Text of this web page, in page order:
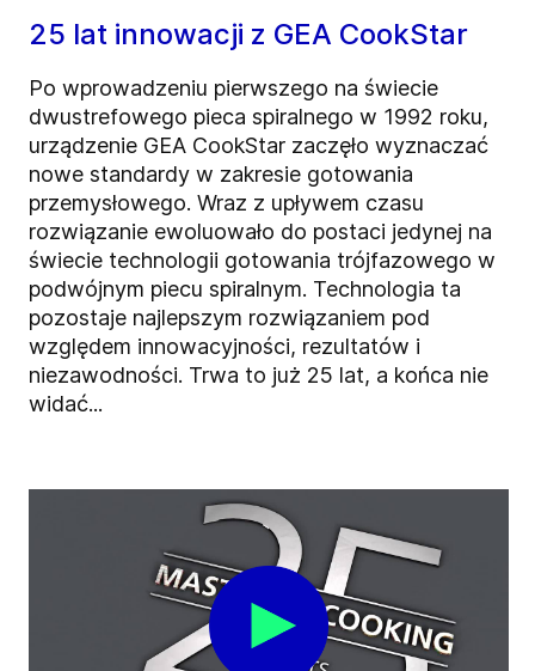
25 lat innowacji z GEA CookStar
Po wprowadzeniu pierwszego na świecie
dwustrefowego pieca spiralnego w 1992 roku,
urządzenie GEA CookStar zaczęło wyznaczać
nowe standardy w zakresie gotowania
przemysłowego. Wraz z upływem czasu
rozwiązanie ewoluowało do postaci jedynej na
świecie technologii gotowania trójfazowego w
podwójnym piecu spiralnym. Technologia ta
pozostaje najlepszym rozwiązaniem pod
względem innowacyjności, rezultatów i
niezawodności. Trwa to już 25 lat, a końca nie
widać...